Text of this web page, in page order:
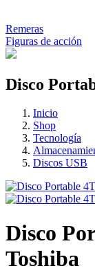
Remeras
Figuras de acción
Disco
Inicio
Shop
Tecnología
Discos USB
Disco
Toshiba